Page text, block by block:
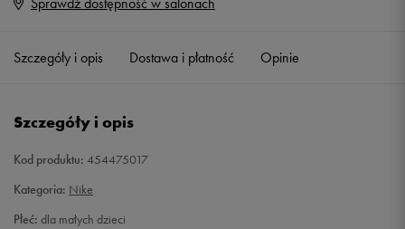
Rozmiary EU
27,5
29,5 18 cm
Szczegóły i opis Dostawa i płatność Opinie
Szczegóły i opis
Kod produktu: 454475017
Kategoria: Nike
Płeć: dla małych dzieci